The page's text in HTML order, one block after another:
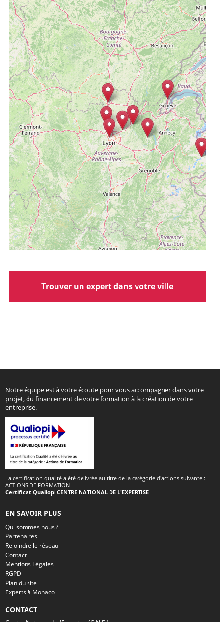
Trouver un expert dans votre ville
Notre équipe est à votre écoute pour vous accompagner dans votre
projet, du financement de votre formation à la création de votre
entreprise.
La certification qualité a été délivrée au titre de la catégorie d'actions suivante :
ACTIONS DE FORMATION
Certificat Qualiopi CENTRE NATIONAL DE L'EXPERTISE
EN SAVOIR PLUS
Qui sommes nous ?
Partenaires
Rejoindre le réseau
Contact
Mentions Légales
RGPD
Plan du site
Experts à Monaco
CONTACT